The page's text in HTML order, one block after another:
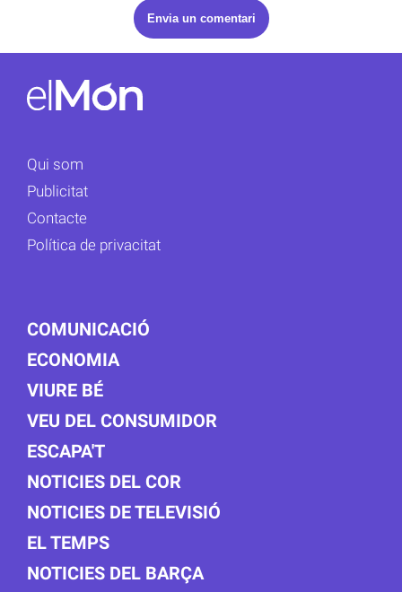
Qui som
Publicitat
Contacte
Política de privacitat
COMUNICACIÓ
ECONOMIA
VIURE BÉ
VEU DEL CONSUMIDOR
ESCAPA'T
NOTICIES DEL COR
NOTICIES DE TELEVISIÓ
EL TEMPS
NOTICIES DEL BARÇA